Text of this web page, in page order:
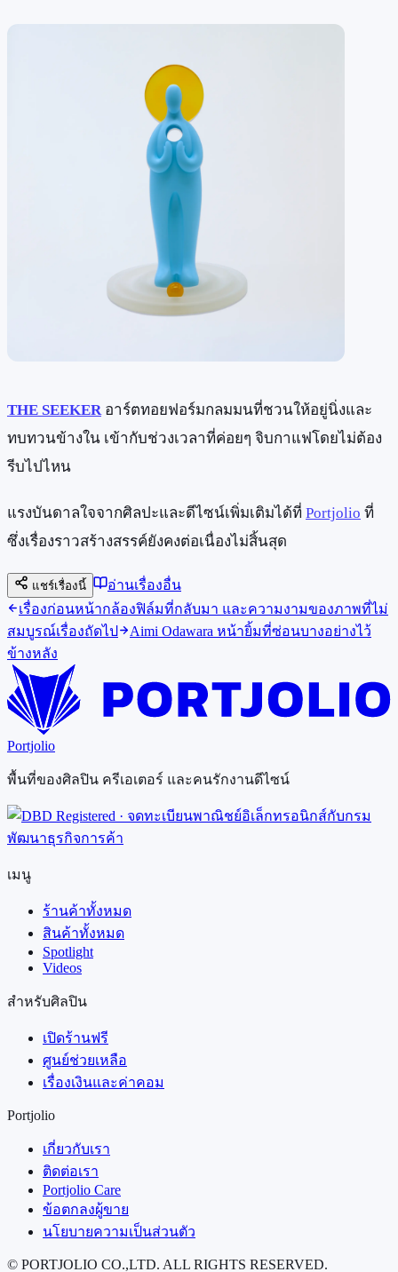
THE SEEKERอาร์ตทอยฟอร์มกลมมนที่ชวนให้อยู่นิ่งและ
ทบทวนข้างใน เข้ากับช่วงเวลาที่ค่อยๆ จิบกาแฟโดยไม่ต้อง
รีบไปไหน
แรงบันดาลใจจากศิลปะและดีไซน์เพิ่มเติมได้ที่ Portjolio ที่
ซึ่งเรื่องราวสร้างสรรค์ยังคงต่อเนื่องไม่สิ้นสุด
แชร์เรื่องนี้
อ่านเรื่องอื่น
เรื่องก่อนหน้ากล้องฟิล์มที่กลับมา และความงามของภาพที่ไม่
สมบูรณ์เรื่องถัดไป
Aimi Odawara หน้ายิ้มที่ซ่อนบางอย่างไว้
ข้างหลัง
Portjolio
พื้นที่ของศิลปิน ครีเอเตอร์ และคนรักงานดีไซน์
เมนู
ร้านค้าทั้งหมด
สินค้าทั้งหมด
Spotlight
Videos
สำหรับศิลปิน
เปิดร้านฟรี
ศูนย์ช่วยเหลือ
เรื่องเงินและค่าคอม
Portjolio
เกี่ยวกับเรา
ติดต่อเรา
Portjolio Care
ข้อตกลงผู้ขาย
นโยบายความเป็นส่วนตัว
© PORTJOLIO CO.,LTD. ALL RIGHTS RESERVED.